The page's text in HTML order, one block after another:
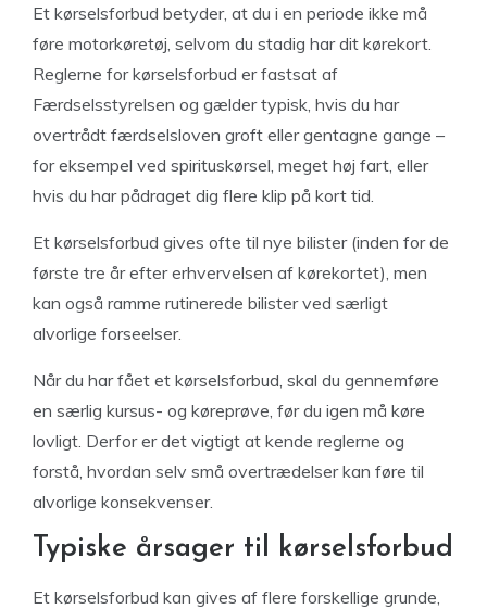
Et kørselsforbud betyder, at du i en periode ikke må
føre motorkøretøj, selvom du stadig har dit kørekort.
Reglerne for kørselsforbud er fastsat af
Færdselsstyrelsen og gælder typisk, hvis du har
overtrådt færdselsloven groft eller gentagne gange –
for eksempel ved spirituskørsel, meget høj fart, eller
hvis du har pådraget dig flere klip på kort tid.
Et kørselsforbud gives ofte til nye bilister (inden for de
første tre år efter erhvervelsen af kørekortet), men
kan også ramme rutinerede bilister ved særligt
alvorlige forseelser.
Når du har fået et kørselsforbud, skal du gennemføre
en særlig kursus- og køreprøve, før du igen må køre
lovligt. Derfor er det vigtigt at kende reglerne og
forstå, hvordan selv små overtrædelser kan føre til
alvorlige konsekvenser.
Typiske årsager til kørselsforbud
Et kørselsforbud kan gives af flere forskellige grunde,